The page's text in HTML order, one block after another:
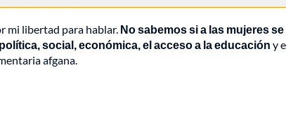
mi libertad para hablar. No sabemos si a las mujeres
social, económica, el acceso a la educación y
afgana.